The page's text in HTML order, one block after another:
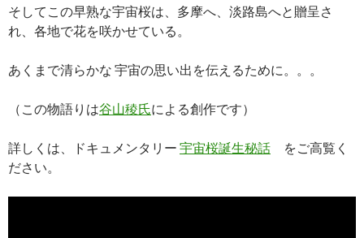
そしてこの早熟な宇宙桜は、多摩へ、淡路島へと贈呈さ
れ、各地で花を咲かせている。
あくまで清らかな 宇宙の思い出を伝えるために。。。
（この物語りは谷山稜氏による創作です）
詳しくは、ドキュメンタリー 宇宙桜誕生秘話 をご高覧く
ださい。